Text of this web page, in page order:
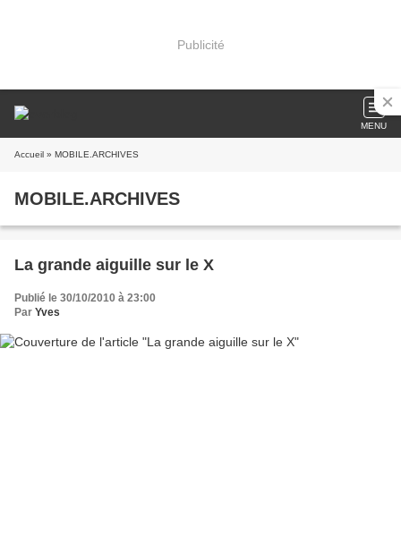
Publicité
MENU
Accueil » MOBILE.ARCHIVES
MOBILE.ARCHIVES
La grande aiguille sur le X
Publié le 30/10/2010 à 23:00
Par Yves